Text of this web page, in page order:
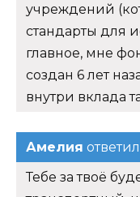
учреждений
стандарты для
главное, мне
создан 6 лет
внутри вклада
Амелия
Тебе за твоё